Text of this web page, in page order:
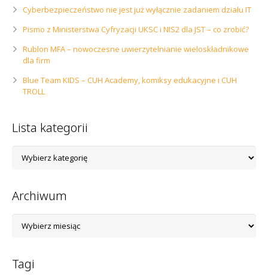
Cyberbezpieczeństwo nie jest już wyłącznie zadaniem działu IT
Pismo z Ministerstwa Cyfryzacji UKSC i NIS2 dla JST – co zrobić?
Rublon MFA – nowoczesne uwierzytelnianie wieloskładnikowe
dla firm
Blue Team KIDS – CUH Academy, komiksy edukacyjne i CUH
TROLL
Lista kategorii
kategorii
Archiwum
Tagi